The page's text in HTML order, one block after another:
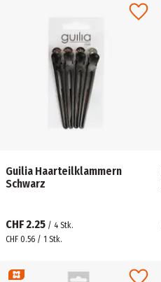
Guilia Haarteilklammern
Schwarz
CHF 2.25 / 4 Stk.
CHF 0.56 / 1 Stk.